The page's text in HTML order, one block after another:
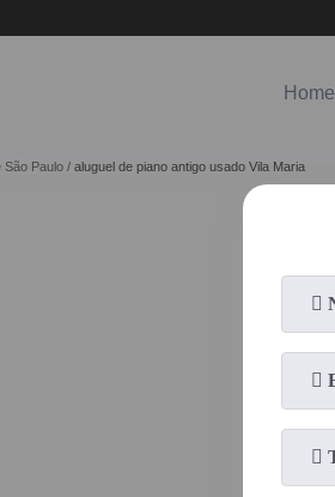
Home
São Paulo aluguel de piano antigo usado Vila Maria